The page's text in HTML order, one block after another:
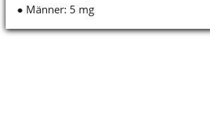
● Männer: 5 mg